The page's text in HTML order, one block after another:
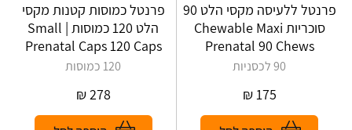
פרנטל ללעיסה מקסי הלט 90
סוכריות Chewable Maxi
Prenatal 90 Chews
90 לכסניות
175
₪
פרנטל כמוסות קטנות מקסי
הלט 120 כמוסות | Small
Prenatal Caps 120 Caps
120 כמוסות
278
₪